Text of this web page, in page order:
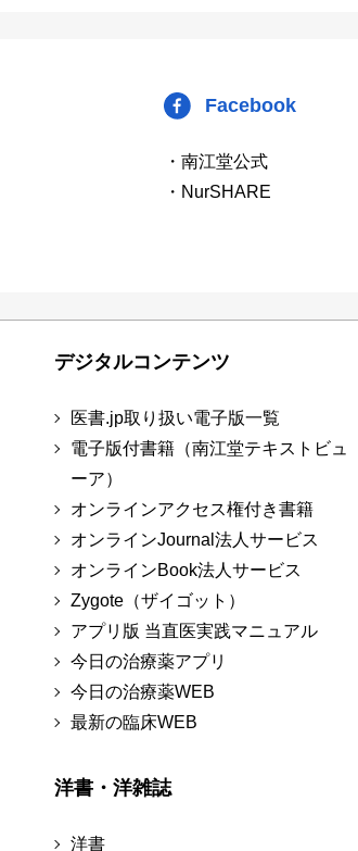
Facebook
・南江堂公式
・NurSHARE
デジタルコンテンツ
医書.jp取り扱い電子版一覧
電子版付書籍（南江堂テキストビュ
ーア）
オンラインアクセス権付き書籍
オンラインJournal法人サービス
オンラインBook法人サービス
Zygote（ザイゴット）
アプリ版 当直医実践マニュアル
今日の治療薬アプリ
今日の治療薬WEB
最新の臨床WEB
洋書・洋雑誌
洋書